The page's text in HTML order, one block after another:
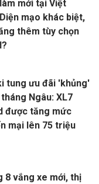
mới tại Việt
mạo khác biệt,
thêm tùy chọn
tung ưu đãi 'khủng'
Ngâu: XL7
được tăng mức
mại lên 75 triệu
8 vắng xe mới, thị